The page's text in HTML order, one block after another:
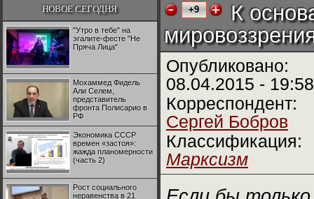
НОВОЕ СЕГОДНЯ
"Утро в тебе" на
эгалите-фесте "Не
Пряча Лица"
Мохаммед Фидель
Али Селем,
представитель
фронта Полисарио в
РФ
Экономика СССР
времен «застоя»:
жажда планомерности
(часть 2)
Рост социального
неравенства в 21
+9
К
Опубликовано:
08.04.2015 - 19:58
Корреспондент:
Сергей Бобров
Классификация:
Марксизм